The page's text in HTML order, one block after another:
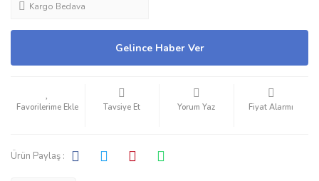
Kargo Bedava
Gelince Haber Ver
Tavsiye Et Yorum Yaz Fiyat Alarmı
Ürün Paylaş :